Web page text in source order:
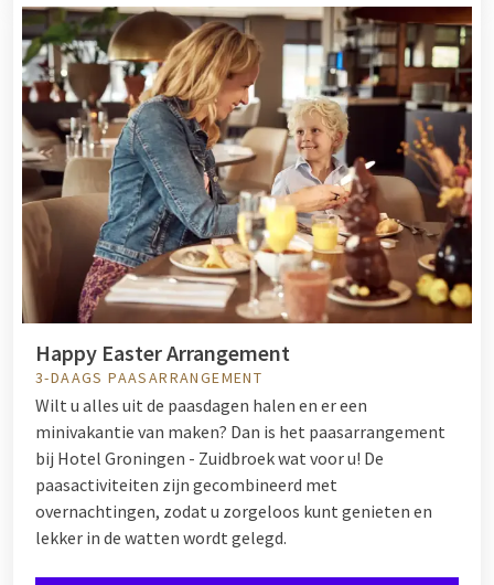
Happy Easter Arrangement
3-DAAGS PAASARRANGEMENT
Wilt u alles uit de paasdagen halen en er een
minivakantie van maken? Dan is het paasarrangement
bij Hotel Groningen - Zuidbroek wat voor u! De
paasactiviteiten zijn gecombineerd met
overnachtingen, zodat u zorgeloos kunt genieten en
lekker in de watten wordt gelegd.